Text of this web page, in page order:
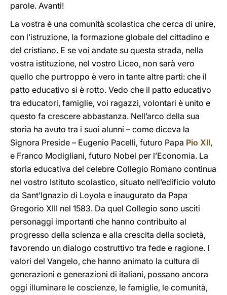
parole. Avanti!
La vostra è una comunità scolastica che cerca di unire,
con l’istruzione, la formazione globale del cittadino e
del cristiano. E se voi andate su questa strada, nella
vostra istituzione, nel vostro Liceo, non sarà vero
quello che purtroppo è vero in tante altre parti: che il
patto educativo si è rotto. Vedo che il patto educativo
tra educatori, famiglie, voi ragazzi, volontari è unito e
questo fa crescere abbastanza. Nell’arco della sua
storia ha avuto tra i suoi alunni – come diceva la
Signora Preside – Eugenio Pacelli, futuro Papa Pio XII,
e Franco Modigliani, futuro Nobel per l’Economia. La
storia educativa del celebre Collegio Romano continua
nel vostro Istituto scolastico, situato nell’edificio voluto
da Sant’Ignazio di Loyola e inaugurato da Papa
Gregorio XIII nel 1583. Da quel Collegio sono usciti
personaggi importanti che hanno contribuito al
progresso della scienza e alla crescita della società,
favorendo un dialogo costruttivo tra fede e ragione. I
valori del Vangelo, che hanno animato la cultura di
generazioni e generazioni di italiani, possano ancora
oggi illuminare le coscienze, le famiglie, le comunità,